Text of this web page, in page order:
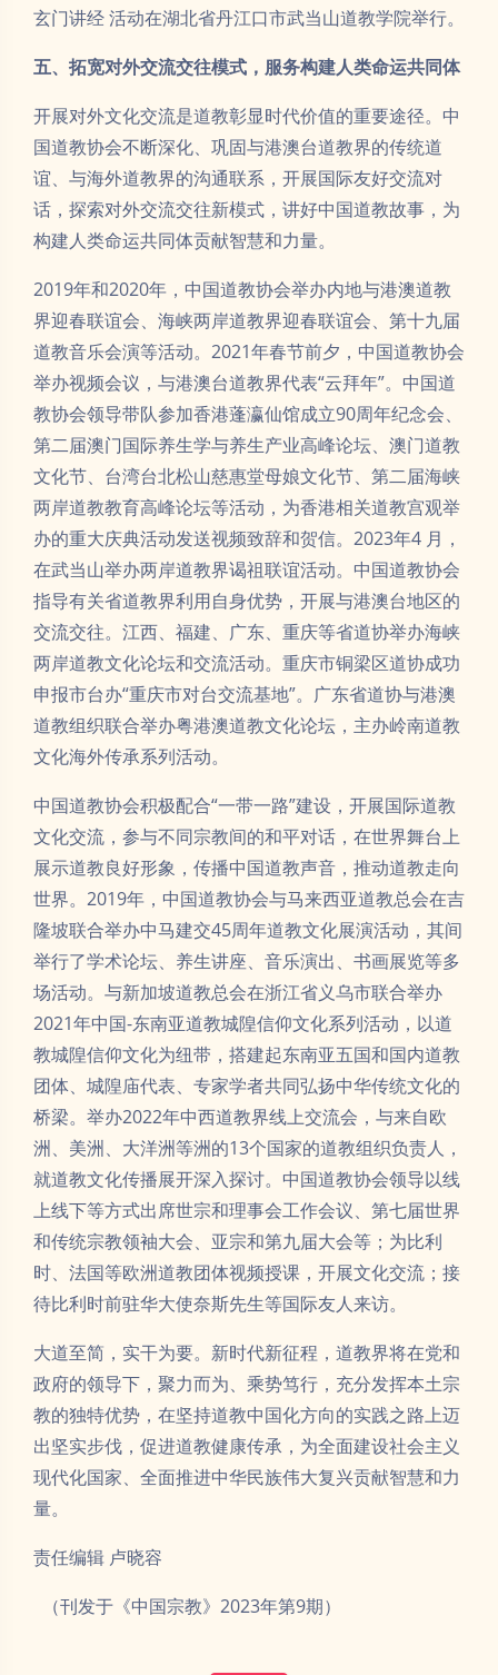
玄门讲经 活动在湖北省丹江口市武当山道教学院举行。
五、拓宽对外交流交往模式，服务构建人类命运共同体
开展对外文化交流是道教彰显时代价值的重要途径。中
国道教协会不断深化、巩固与港澳台道教界的传统道
谊、与海外道教界的沟通联系，开展国际友好交流对
话，探索对外交流交往新模式，讲好中国道教故事，为
构建人类命运共同体贡献智慧和力量。
2019年和2020年，中国道教协会举办内地与港澳道教
界迎春联谊会、海峡两岸道教界迎春联谊会、第十九届
道教音乐会演等活动。2021年春节前夕，中国道教协会
举办视频会议，与港澳台道教界代表“云拜年”。中国道
教协会领导带队参加香港蓬瀛仙馆成立90周年纪念会、
第二届澳门国际养生学与养生产业高峰论坛、澳门道教
文化节、台湾台北松山慈惠堂母娘文化节、第二届海峡
两岸道教教育高峰论坛等活动，为香港相关道教宫观举
办的重大庆典活动发送视频致辞和贺信。2023年4 月，
在武当山举办两岸道教界谒祖联谊活动。中国道教协会
指导有关省道教界利用自身优势，开展与港澳台地区的
交流交往。江西、福建、广东、重庆等省道协举办海峡
两岸道教文化论坛和交流活动。重庆市铜梁区道协成功
申报市台办“重庆市对台交流基地”。广东省道协与港澳
道教组织联合举办粤港澳道教文化论坛，主办岭南道教
文化海外传承系列活动。
中国道教协会积极配合“一带一路”建设，开展国际道教
文化交流，参与不同宗教间的和平对话，在世界舞台上
展示道教良好形象，传播中国道教声音，推动道教走向
世界。2019年，中国道教协会与马来西亚道教总会在吉
隆坡联合举办中马建交45周年道教文化展演活动，其间
举行了学术论坛、养生讲座、音乐演出、书画展览等多
场活动。与新加坡道教总会在浙江省义乌市联合举办
2021年中国-东南亚道教城隍信仰文化系列活动，以道
教城隍信仰文化为纽带，搭建起东南亚五国和国内道教
团体、城隍庙代表、专家学者共同弘扬中华传统文化的
桥梁。举办2022年中西道教界线上交流会，与来自欧
洲、美洲、大洋洲等洲的13个国家的道教组织负责人，
就道教文化传播展开深入探讨。中国道教协会领导以线
上线下等方式出席世宗和理事会工作会议、第七届世界
和传统宗教领袖大会、亚宗和第九届大会等；为比利
时、法国等欧洲道教团体视频授课，开展文化交流；接
待比利时前驻华大使奈斯先生等国际友人来访。
大道至简，实干为要。新时代新征程，道教界将在党和
政府的领导下，聚力而为、乘势笃行，充分发挥本土宗
教的独特优势，在坚持道教中国化方向的实践之路上迈
出坚实步伐，促进道教健康传承，为全面建设社会主义
现代化国家、全面推进中华民族伟大复兴贡献智慧和力
量。
责任编辑 卢晓容
（刊发于《中国宗教》2023年第9期）